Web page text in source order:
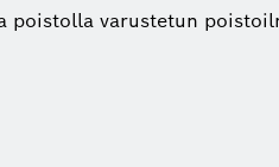
poistolla varustetun